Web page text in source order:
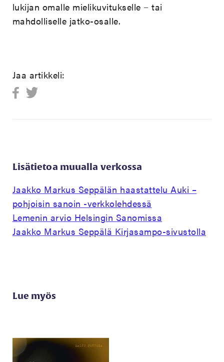
lukijan omalle mielikuvitukselle − tai
mahdolliselle jatko-osalle.
Jaa artikkeli:
Lisätietoa muualla verkossa
Jaakko Markus Seppälän haastattelu Auki –
pohjoisin sanoin -verkkolehdessä
Lemenin arvio Helsingin Sanomissa
Jaakko Markus Seppälä Kirjasampo-sivustolla
Lue myös